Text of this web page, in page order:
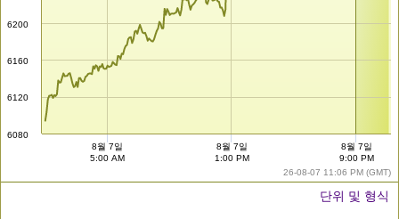
26-08-07 11:06 PM (GMT)
6080
6120
6160
6200
8월 7일
5:00 AM
8월 7일
1:00 PM
8월 7일
9:00 PM
단위 및 형식